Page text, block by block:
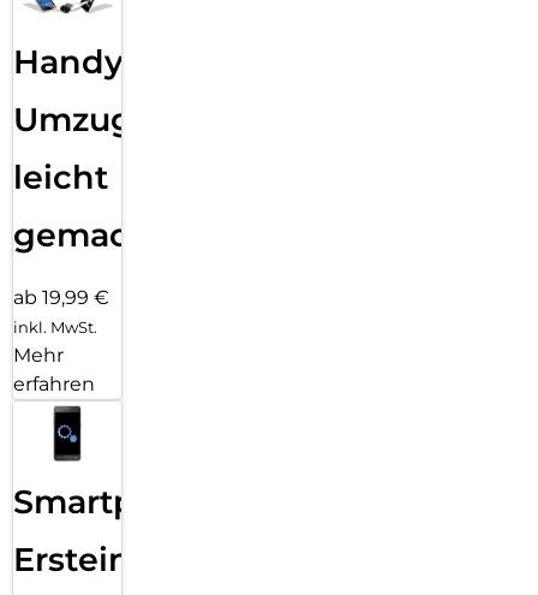
Handy
Umzug
leicht
gemacht!
ab 19,99 €
inkl. MwSt.
Mehr
erfahren
Smartphone
Ersteinrichtung